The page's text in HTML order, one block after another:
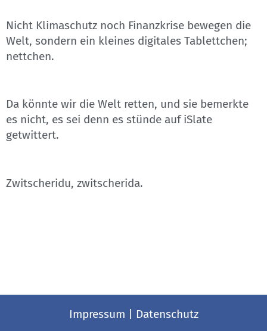
Nicht Klimaschutz noch Finanzkrise bewegen die
Welt, sondern ein kleines digitales Tablettchen;
nettchen.
Da könnte wir die Welt retten, und sie bemerkte
es nicht, es sei denn es stünde auf iSlate
getwittert.
Zwitscheridu, zwitscherida.
Impressum Datenschutz